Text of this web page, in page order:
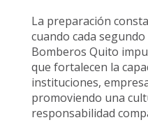
La preparación
cuando cada
Bomberos Quito
que fortalecen la
instituciones,
promoviendo una
responsabilidad